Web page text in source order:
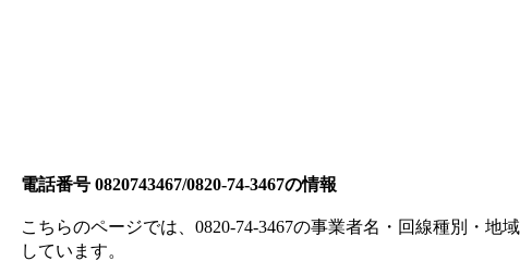
電話番号 0820743467/0820-74-3467の情報
こちらのページでは、 0820-74-3467の事業者名・回線種別・地
しています。